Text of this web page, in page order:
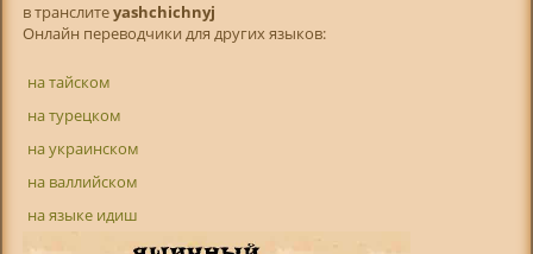
в транслитeyashchichnyj
Онлайн переводчики для других языков:
на тайском
на турецком
на украинском
на валлийском
на языке идиш